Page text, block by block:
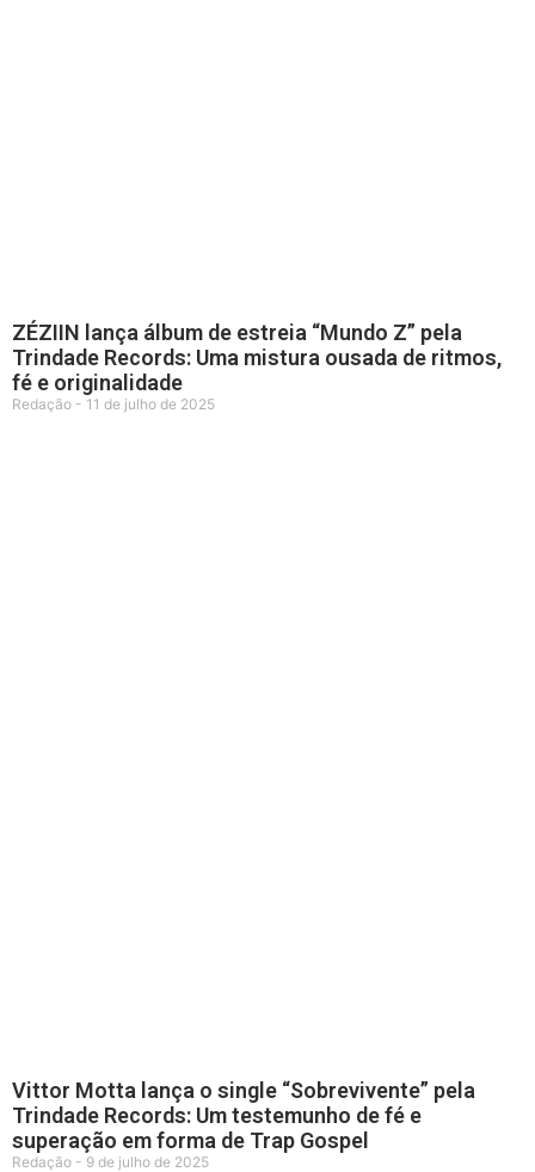
ZÉZIIN lança álbum de estreia “Mundo Z” pela
Trindade Records: Uma mistura ousada de ritmos,
fé e originalidade
Redação 11 de julho de 2025
Vittor Motta lança o single “Sobrevivente” pela
Trindade Records: Um testemunho de fé e
superação em forma de Trap Gospel
Redação 9 de julho de 2025